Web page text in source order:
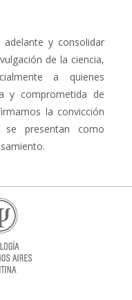
y consolidar
de la ciencia,
a quienes
y comprometida de
la convicción
presentan como